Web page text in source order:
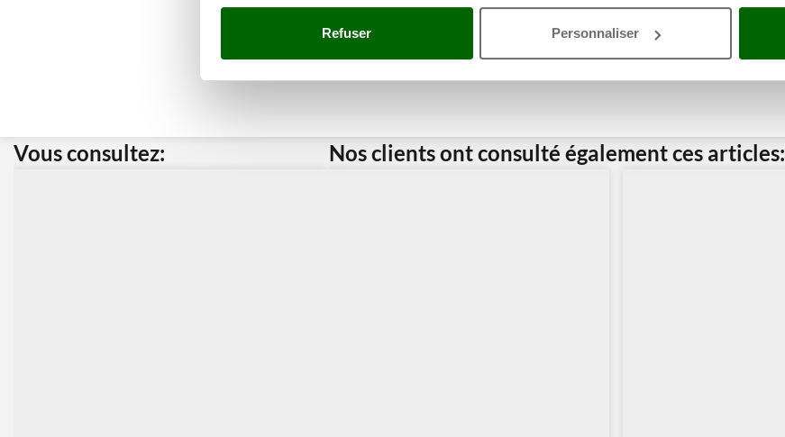
Refuser Personnaliser
Vous consultez: Nos clients ont consulté également ces articles: